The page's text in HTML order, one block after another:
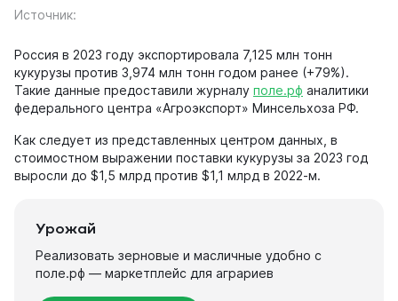
Источник:
Россия в 2023 году экспортировала 7,125 млн тонн
кукурузы против 3,974 млн тонн годом ранее (+79%).
Такие данные предоставили журналу поле.рф аналитики
федерального центра «Агроэкспорт» Минсельхоза РФ.
Как следует из представленных центром данных, в
стоимостном выражении поставки кукурузы за 2023 год
выросли до $1,5 млрд против $1,1 млрд в 2022-м.
Урожай
Реализовать зерновые и масличные удобно с
поле.рф — маркетплейс для аграриев